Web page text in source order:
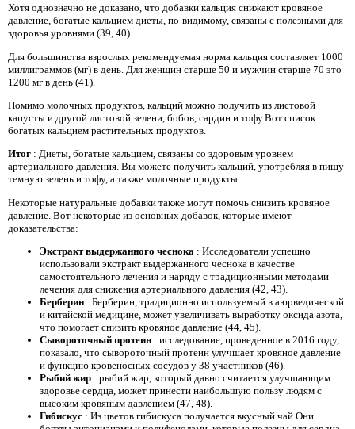
Хотя однозначно не доказано, что добавки кальция снижают кровяное
давление, богатые кальцием диеты, по-видимому, связаны с полезными для
здоровья уровнями (39, 40).
Для большинства взрослых рекомендуемая норма кальция составляет 1000
миллиграммов (мг) в день. Для женщин старше 50 и мужчин старше 70 это
1200 мг в день (41).
Помимо молочных продуктов, кальций можно получить из листовой
капусты и другой листовой зелени, бобов, сардин и тофу.Вот список
богатых кальцием растительных продуктов.
Итог : Диеты, богатые кальцием, связаны со здоровым уровнем
артериального давления. Вы можете получить кальций, употребляя в пищу
темную зелень и тофу, а также молочные продукты.
Некоторые натуральные добавки также могут помочь снизить кровяное
давление. Вот некоторые из основных добавок, которые имеют
доказательства:
Экстракт выдержанного чеснока : Исследователи успешно
использовали экстракт выдержанного чеснока в качестве
самостоятельного лечения и наряду с традиционными методами
лечения для снижения артериального давления (42, 43).
Берберин : Берберин, традиционно используемый в аюрведической
и китайской медицине, может увеличивать выработку оксида азота,
что помогает снизить кровяное давление (44, 45).
Сывороточный протеин : исследование, проведенное в 2016 году,
показало, что сывороточный протеин улучшает кровяное давление
и функцию кровеносных сосудов у 38 участников (46).
Рыбий жир : рыбий жир, который давно считается улучшающим
здоровье сердца, может принести наибольшую пользу людям с
высоким кровяным давлением (47, 48).
Гибискус : Из цветов гибискуса получается вкусный чай.Они